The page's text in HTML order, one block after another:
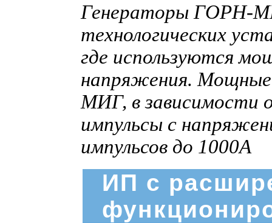
Генераторы ГОРН-
технологических
где используются
напряжения.
МИГ, в зависимости
импульсы c
импульсов до 1000А
ИП с